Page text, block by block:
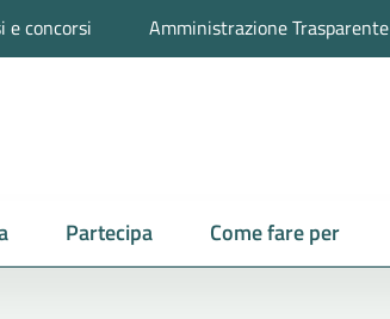
e concorsi Amministrazione Trasparente
Partecipa Come fare per